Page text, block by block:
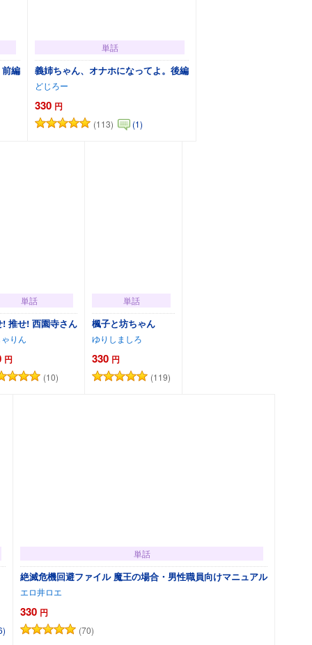
編
単話
義姉ちゃん、オナホになってよ。後編
どじろー
330 円
(113) (1)
カートに追加
単話
! 推せ! 西園寺さん
りん
円
(10)
カートに追加
単話
楓子と坊ちゃん
ゆりしましろ
330 円
(119)
カートに追加
単話
絶滅危機回避ファイル 魔王の場合・男性職員向けマニュアル
エロ井ロエ
330 円
(70)